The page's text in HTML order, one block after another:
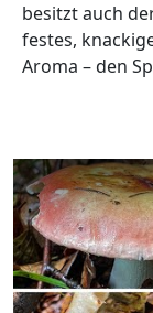
besitzt auch
festes,
Aroma – den
Video